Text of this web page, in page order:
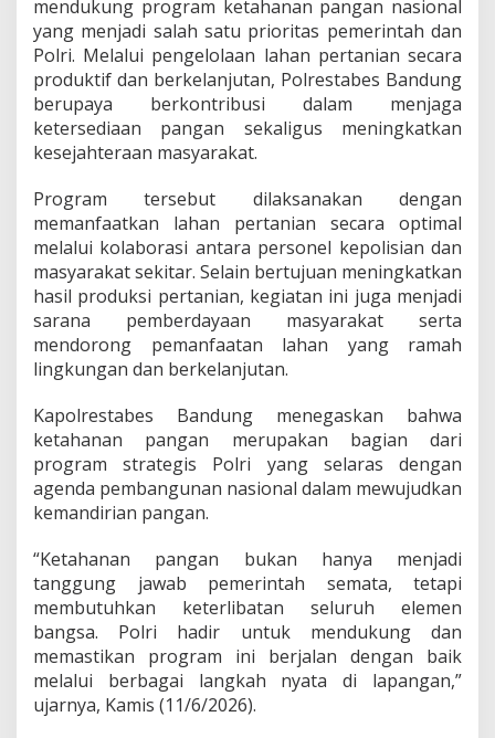
t
a
h
a
n
a
P
g
a
n
,
D
u
k
u
K
m
a
r
i
a
a
n
g
mendukung program ketahanan pangan nasional
yang menjadi salah satu prioritas pemerintah dan
Polri. Melalui pengelolaan lahan pertanian secara
produktif dan berkelanjutan, Polrestabes Bandung
berupaya berkontribusi dalam menjaga
ketersediaan pangan sekaligus meningkatkan
kesejahteraan masyarakat.
Program tersebut dilaksanakan dengan
memanfaatkan lahan pertanian secara optimal
melalui kolaborasi antara personel kepolisian dan
masyarakat sekitar. Selain bertujuan meningkatkan
hasil produksi pertanian, kegiatan ini juga menjadi
sarana pemberdayaan masyarakat serta
mendorong pemanfaatan lahan yang ramah
lingkungan dan berkelanjutan.
Kapolrestabes Bandung menegaskan bahwa
ketahanan pangan merupakan bagian dari
program strategis Polri yang selaras dengan
agenda pembangunan nasional dalam mewujudkan
kemandirian pangan.
“Ketahanan pangan bukan hanya menjadi
tanggung jawab pemerintah semata, tetapi
membutuhkan keterlibatan seluruh elemen
bangsa. Polri hadir untuk mendukung dan
memastikan program ini berjalan dengan baik
melalui berbagai langkah nyata di lapangan,”
ujarnya, Kamis (11/6/2026).